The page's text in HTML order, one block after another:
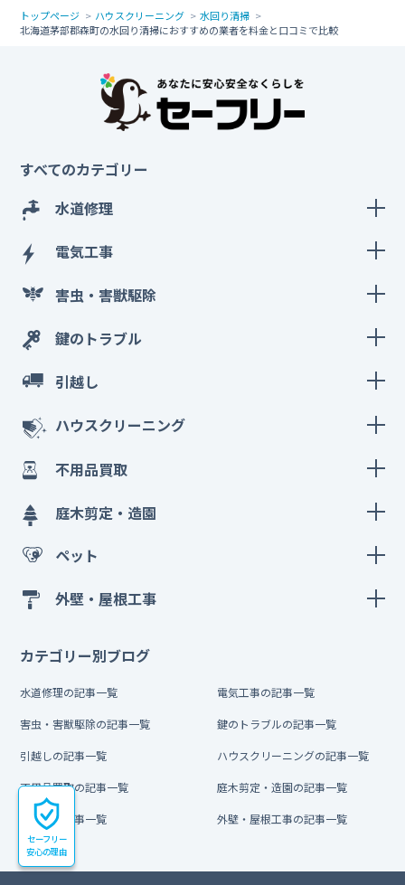
トップページ ハウスクリーニング
水回り清掃
北海道茅部郡森町の水回り清掃におすすめの業者を料金と口コミで比較
セーフリー
安心の理由
すべてのカテゴリー
水道修理
電気工事
害虫・害獣駆除
鍵のトラブル
引越し
ハウスクリーニング
不用品買取
庭木剪定・造園
ペット
外壁・屋根工事
カテゴリー別ブログ
水道修理の記事一覧 電気工事の記事一覧
害虫・害獣駆除の記事一覧 鍵のトラブルの記事一覧
引越しの記事一覧 ハウスクリーニングの記事一覧
不用品買取の記事一覧 庭木剪定・造園の記事一覧
ペットの記事一覧 外壁・屋根工事の記事一覧